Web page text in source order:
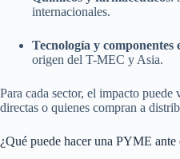
internacionales.
Tecnología y componentes
origen del T-MEC y Asia.
Para cada sector, el impacto puede
directas o quienes compran a
¿Qué puede hacer una PYME ante